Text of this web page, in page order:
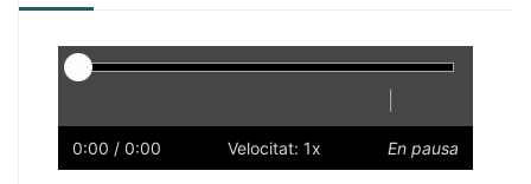
Reproductor
Lent
0:00 / 0:00 Velocitat: 1x En pausa